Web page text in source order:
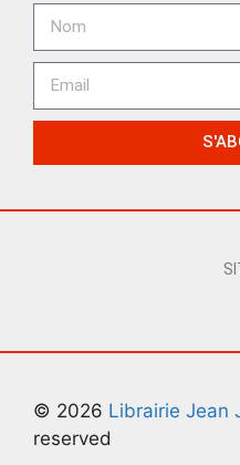
© 2026 Librairie Jean
reserved